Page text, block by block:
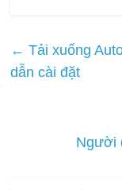
← Tải xuống
dẫn cài đặt
Người